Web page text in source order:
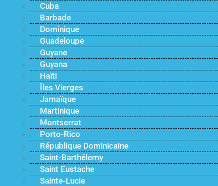
Cuba
Barbade
Dominique
Guadeloupe
Guyane
Guyana
Haïti
Îles Vierges
Jamaïque
Martinique
Montserrat
Porto-Rico
République Dominicaine
Saint-Barthélemy
Saint Eustache
Sainte-Lucie